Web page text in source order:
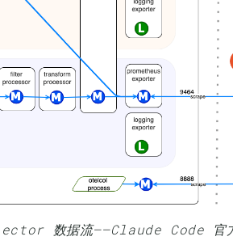
数据流——Claude Code 官方